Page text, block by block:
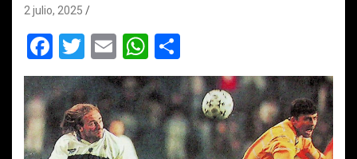
2 julio, 2025
F
a
ce
b
o
T
wi
tt
er
E
m
ail
W
h
at
s
A
o
m
p
ar